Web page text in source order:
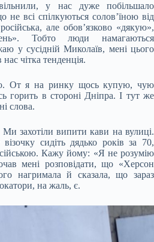
у нас дуже побільшало
не всі спілкуються солов’їною від
але обов’язково «дякую»,
Тобто люди намагаються
у сусідній Миколаїв, мені цього
чітка тенденція.
От я на ринку щось купую, чую
горить в стороні Дніпра. І тут же
слова.
захотіли випити кави на вулиці.
сидіть дядько років за 70,
Кажу йому: «Я не розумію
мені розповідати, що «Херсон
нагримала й сказала, що зараз
на жаль, є.